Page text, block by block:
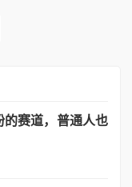
的赛道，普通人也